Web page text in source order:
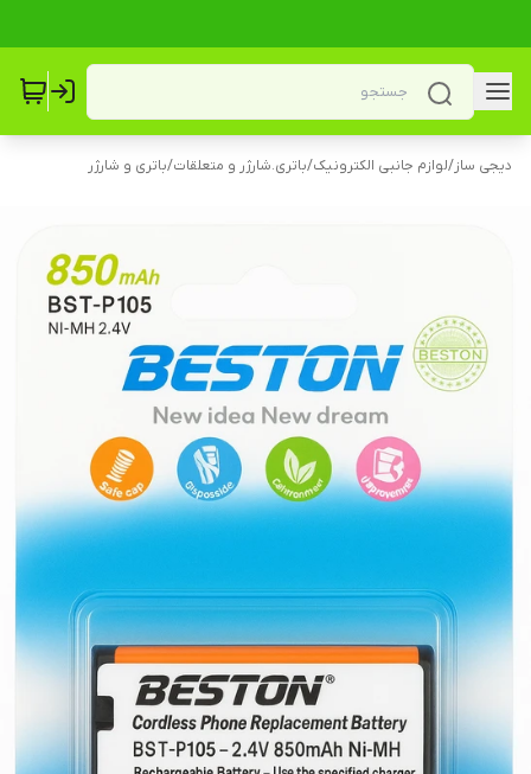
دیجی ساز/لوازم جانبی الکترونیک/باتری.شارژر و متعلقات/باتری و شارژر